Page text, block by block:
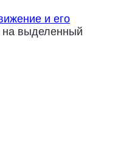
и его
на выделенный